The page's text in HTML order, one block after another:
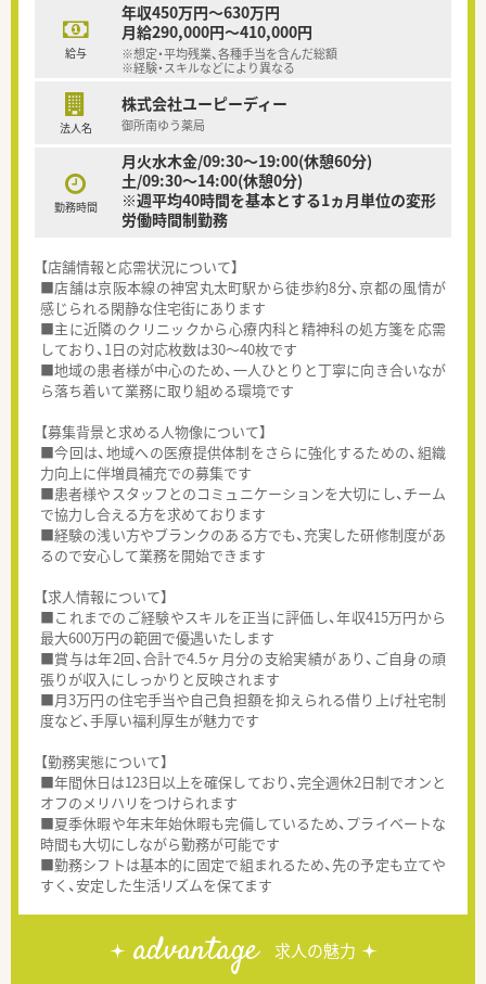
給与
年収450万円～630万円
月給290,000円～410,000円
※想定・平均残業、各種手当を含んだ総額
※経験・スキルなどにより異なる
法人名
株式会社ユーピーディー
御所南ゆう薬局
勤務時間
月火水木金/09:30～19:00(休憩60分)
土/09:30～14:00(休憩0分)
※週平均40時間を基本とする1ヵ月単位の変形
労働時間制勤務
【店舗情報と応需状況について】
■店舗は京阪本線の神宮丸太町駅から徒歩約8分、京都の風情が
感じられる閑静な住宅街にあります
■主に近隣のクリニックから心療内科と精神科の処方箋を応需
しており、1日の対応枚数は30～40枚です
■地域の患者様が中心のため、一人ひとりと丁寧に向き合いなが
ら落ち着いて業務に取り組める環境です
【募集背景と求める人物像について】
■今回は、地域への医療提供体制をさらに強化するための、組織
力向上に伴増員補充での募集です
■患者様やスタッフとのコミュニケーションを大切にし、チーム
で協力し合える方を求めております
■経験の浅い方やブランクのある方でも、充実した研修制度があ
るので安心して業務を開始できます
【求人情報について】
■これまでのご経験やスキルを正当に評価し、年収415万円から
最大600万円の範囲で優遇いたします
■賞与は年2回、合計で4.5ヶ月分の支給実績があり、ご自身の頑
張りが収入にしっかりと反映されます
■月3万円の住宅手当や自己負担額を抑えられる借り上げ社宅制
度など、手厚い福利厚生が魅力です
【勤務実態について】
■年間休日は123日以上を確保しており、完全週休2日制でオンと
オフのメリハリをつけられます
■夏季休暇や年末年始休暇も完備しているため、プライベートな
時間も大切にしながら勤務が可能です
■勤務シフトは基本的に固定で組まれるため、先の予定も立てや
すく、安定した生活リズムを保てます
advantage 求人の魅力